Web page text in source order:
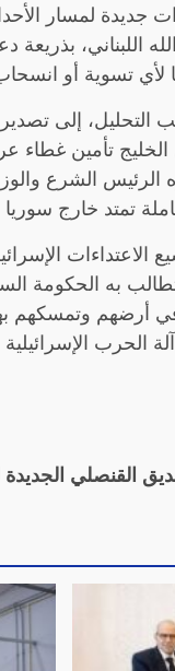
جديدة لمسار
اللبناني، بذريعة
تسوية أو
إلى تصدير
تأمين غطاء
الشرع
تمتد خارج سوريا
الاعتداءات
لعام 1974، الذي
أرضهم وتمسكهم
الحرب
القنصلي الجديدة